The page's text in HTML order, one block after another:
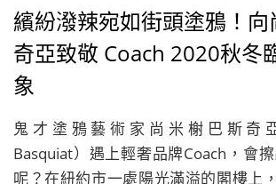
繽紛潑辣宛如街頭塗鴉！
奇亞致敬 Coach 2020秋冬
象
鬼才塗鴉藝術家尚米榭巴斯奇亞
Basquiat）遇上輕奢品牌Coach，會
呢？在紐約市一處陽光滿溢的閣樓上